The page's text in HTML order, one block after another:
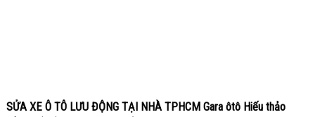
SỬA XE Ô TÔ LƯU ĐỘNG TẠI NHÀ TPHCM Gara ôtô Hiếu thảo